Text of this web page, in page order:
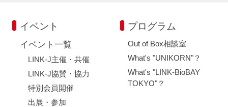
イベント
イベント一覧
LINK-J主催・共催
LINK-J協賛・協力
特別会員開催
出展・参加
プログラム
Out of Box相談室
What's "UNIKORN"？
What's "LINK-BioBAY
TOKYO"？